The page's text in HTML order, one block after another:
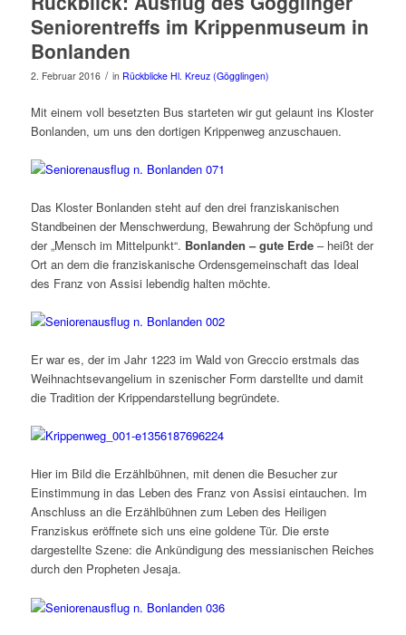
Seniorentreffs im Krippenmuseum in
Bonlanden
2. Februar 2016 / in Rückblicke Hl. Kreuz (Gögglingen)
Mit einem voll besetzten Bus starteten wir gut gelaunt ins Kloster
Bonlanden, um uns den dortigen Krippenweg anzuschauen.
Das Kloster Bonlanden steht auf den drei franziskanischen
Standbeinen der Menschwerdung, Bewahrung der Schöpfung und
der „Mensch im Mittelpunkt“. Bonlanden – gute Erde– heißt der
Ort an dem die franziskanische Ordensgemeinschaft das Ideal
des Franz von Assisi lebendig halten möchte.
Er war es, der im Jahr 1223 im Wald von Greccio erstmals das
Weihnachtsevangelium in szenischer Form darstellte und damit
die Tradition der Krippendarstellung begründete.
Hier im Bild die Erzählbühnen, mit denen die Besucher zur
Einstimmung in das Leben des Franz von Assisi eintauchen. Im
Anschluss an die Erzählbühnen zum Leben des Heiligen
Franziskus eröffnete sich uns eine goldene Tür. Die erste
dargestellte Szene: die Ankündigung des messianischen Reiches
durch den Propheten Jesaja.